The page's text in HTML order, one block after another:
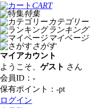
CART
特集
カテゴリー
ランキング
マイページ
さがす
マイアカウント
ようこそ、 ゲスト さん
会員ID： -
保有ポイント： -pt
ログイン